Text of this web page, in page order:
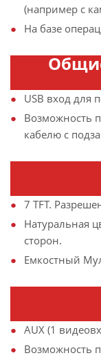
(например с
На базе
USB вход для
Возможность
кабелю с
7 TFT.
Натуральная
сторон.
Емкостный
AUX (1
Возможность